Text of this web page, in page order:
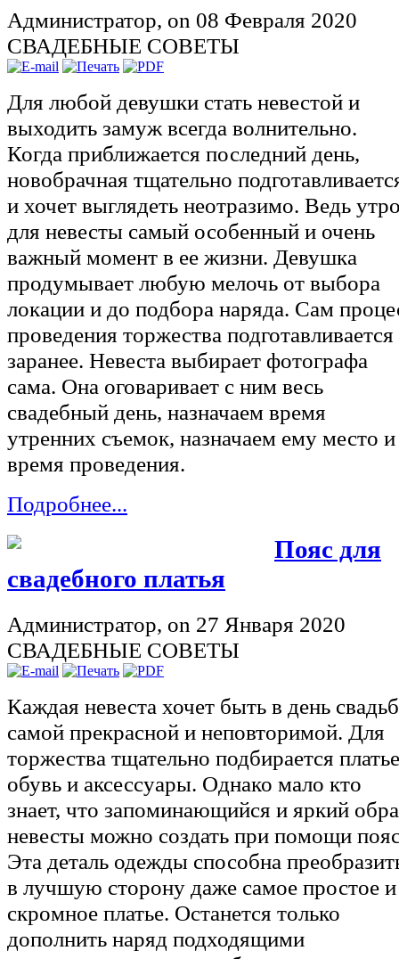
Для любой девушки стать невестой и
выходить замуж всегда волнительно.
новобрачная тщательно
и хочет выглядеть неотразимо. Ведь
для невесты самый особенный и очень
важный момент в ее жизни. Девушка
продумывает любую мелочь от выбора
локации и до подбора наряда. Сам
проведения торжества подготавливается
заранее. Невеста выбирает фотографа
сама. Она оговаривает с ним весь
свадебный день, назначаем время
утренних съемок, назначаем ему место и
время проведения.
Подробнее...
свадебного платья
Администратор,
on 27 Января 2020
СВАДЕБНЫЕ СОВЕТЫ
Каждая невеста хочет быть в день
самой прекрасной и неповторимой. Для
обувь и аксессуары. Однако мало кто
знает, что запоминающийся и яркий
невесты можно создать при помощи
Эта деталь одежды способна
в лучшую сторону даже самое простое и
скромное платье. Останется только
дополнить наряд подходящими
аксессуарами, которые будут
гармонировать с поясом по цветовой
гамме или перекликаться по декору.